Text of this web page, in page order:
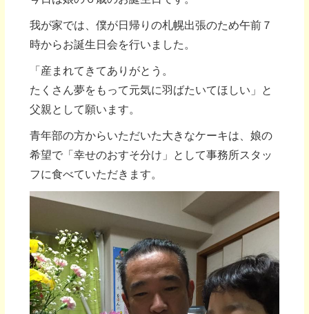
我が家では、僕が日帰りの札幌出張のため午前７
時からお誕生日会を行いました。
「産まれてきてありがとう。
たくさん夢をもって元気に羽ばたいてほしい」と
父親として願います。
青年部の方からいただいた大きなケーキは、娘の
希望で「幸せのおすそ分け」として事務所スタッ
フに食べていただきます。